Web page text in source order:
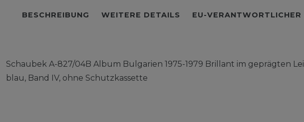
BESCHREIBUNG WEITERE DETAILS EU-VERANTWORTLICHER
Schaubek A-827/04B Album Bulgarien 1975-1979 Brillant im geprägten
blau, Band IV, ohne Schutzkassette